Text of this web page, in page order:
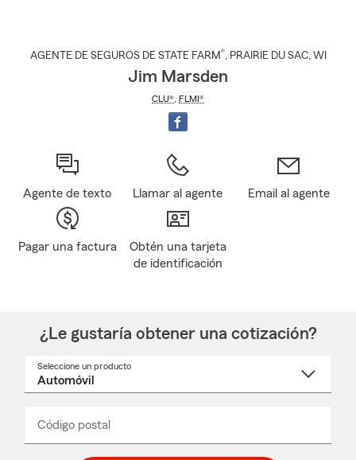
AGENTE DE SEGUROS DE STATE FARM®, PRAIRIE DU SAC, WI
Jim Marsden
CLU® FLMI®
Agente de texto Llamar al agente Email al agente
Pagar una factura
Obtén una tarjeta
de identificación
¿Le gustaría obtener una cotización?
Seleccione un producto
desplegable
Código postal
_____